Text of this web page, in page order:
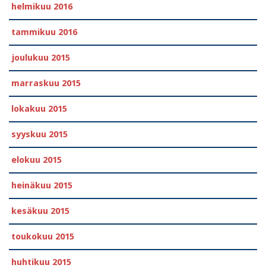
helmikuu 2016
tammikuu 2016
joulukuu 2015
marraskuu 2015
lokakuu 2015
syyskuu 2015
elokuu 2015
heinäkuu 2015
kesäkuu 2015
toukokuu 2015
huhtikuu 2015